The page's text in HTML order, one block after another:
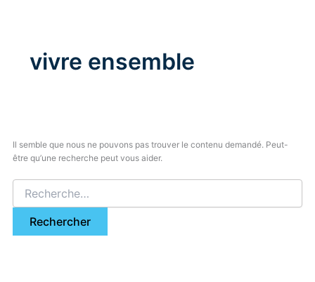
vivre ensemble
Il semble que nous ne pouvons pas trouver le contenu demandé. Peut-
être qu’une recherche peut vous aider.